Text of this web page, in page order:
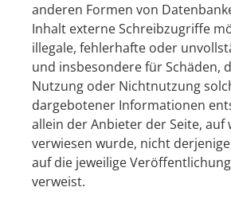
anderen Formen von
Inhalt externe Schreibzugriffe
illegale, fehlerhafte oder
und insbesondere für Schäden,
Nutzung oder Nichtnutzung
dargebotener Informationen
allein der Anbieter der Seite, auf
verwiesen wurde, nicht
auf die jeweilige
verweist.